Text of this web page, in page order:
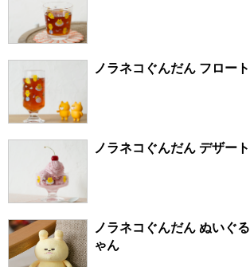
ノラネコぐん
ノラネコぐん
ノラネコぐんだん ぬいぐ
ゃん